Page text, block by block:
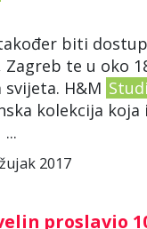
biti
Zagreb te u oko
H&M
kolekcija koja
2017
proslavio